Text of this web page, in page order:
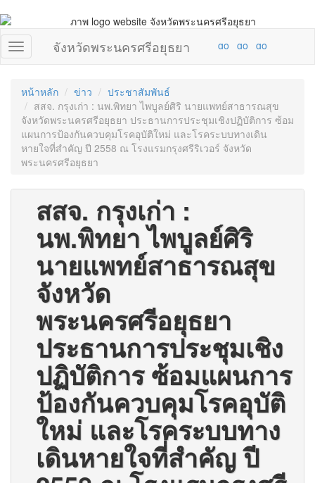
จังหวัดพระนครศรีอยุธยา
หน้าหลัก ข่าว
ประชาสัมพันธ์
สสจ. กรุงเก่า : นพ.พิทยา ไพบูลย์ศิริ นายแพทย์สาธารณสุข
จังหวัดพระนครศรีอยุธยา ประธานการประชุมเชิงปฏิบัติการ ซ้อม
แผนการป้องกันควบคุมโรคอุบัติใหม่ และโรคระบบทางเดิน
หายใจที่สำคัญ ปี 2558 ณ โรงแรมกรุงศรีริเวอร์ จังหวัด
พระนครศรีอยุธยา
สสจ. กรุงเก่า :
นพ.พิทยา ไพบูลย์ศิริ
นายแพทย์สาธารณสุข
จังหวัด
พระนครศรีอยุธยา
ประธานการประชุมเชิง
ปฏิบัติการ ซ้อมแผนการ
ป้องกันควบคุมโรคอุบัติ
ใหม่ และโรคระบบทาง
เดินหายใจที่สำคัญ ปี